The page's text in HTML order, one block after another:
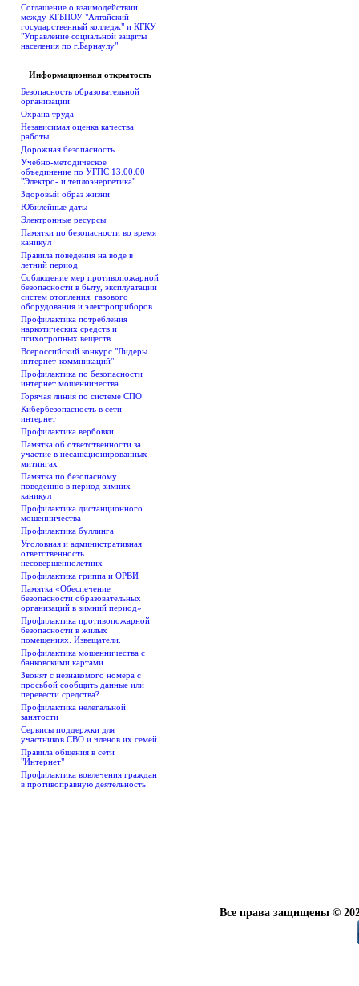
Соглашение о взаимодействии
между КГБПОУ "Алтайский
государственный колледж" и КГКУ
"Управление социальной защиты
населения по г.Барнаулу"
Информационная открытость
Безопасность образовательной
организации
Охрана труда
Независимая оценка качества
работы
Дорожная безопасность
Учебно-методическое
объединение по УГПС 13.00.00
"Электро- и теплоэнергетика"
Здоровый образ жизни
Юбилейные даты
Электронные ресурсы
Памятки по безопасности во время
каникул
Правила поведения на воде в
летний период
Соблюдение мер противопожарной
безопасности в быту, эксплуатации
систем отопления, газового
оборудования и электроприборов
Профилактика потребления
наркотических средств и
психотропных веществ
Всероссийский конкурс "Лидеры
интернет-коммникаций"
Профилактика по безопасности
интернет мошенничества
Горячая линия по системе СПО
Кибербезопасность в сети
интернет
Профилактика вербовки
Памятка об ответственности за
участие в несанкционированных
митингах
Памятка по безопасному
поведению в период зимних
каникул
Профилактика дистанционного
мошенничества
Профилактика буллинга
Уголовная и административная
ответственность
несовершеннолетних
Профилактика гриппа и ОРВИ
Памятка «Обеспечение
безопасности образовательных
организаций в зимний период»
Профилактика противопожарной
безопасности в жилых
помещениях. Извещатели.
Профилактика мошенничества с
банковскими картами
Звонят с незнакомого номера с
просьбой сообщить данные или
перевести средства?
Профилактика нелегальной
занятости
Сервисы поддержки для
участников СВО и членов их семей
Правила общения в сети
"Интернет"
Профилактика вовлечения граждан
в противоправную деятельность
Все права защищены ©